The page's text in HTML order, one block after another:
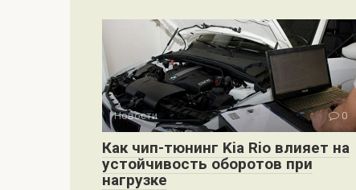
Новости 0
Как чип-тюнинг Kia Rio влияет на
устойчивость оборотов при
нагрузке